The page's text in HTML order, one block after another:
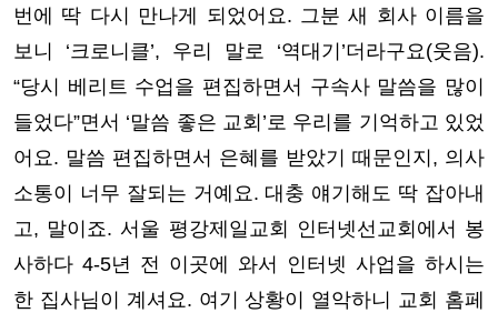
번에 딱 다시 만나게 되었어요. 그분 새 회사 이름을
보니 ‘크로니클’, 우리 말로 ‘역대기’더라구요(웃음).
“당시 베리트 수업을 편집하면서 구속사 말씀을 많이
들었다”면서 ‘말씀 좋은 교회’로 우리를 기억하고 있었
어요. 말씀 편집하면서 은혜를 받았기 때문인지, 의사
소통이 너무 잘되는 거예요. 대충 얘기해도 딱 잡아내
고, 말이죠. 서울 평강제일교회 인터넷선교회에서 봉
사하다 4-5년 전 이곳에 와서 인터넷 사업을 하시는
한 집사님이 계셔요. 여기 상황이 열악하니 교회 홈페